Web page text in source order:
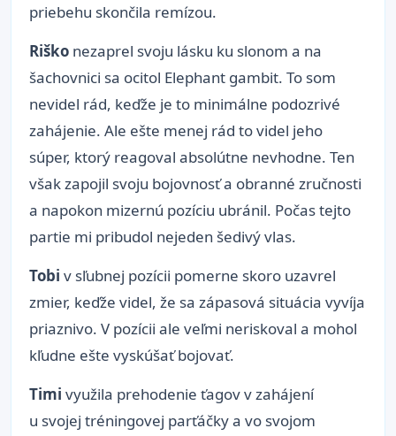
priebehu skončila remízou.
Riško nezaprel svoju lásku ku slonom a na
šachovnici sa ocitol Elephant gambit. To som
nevidel rád, keďže je to minimálne podozrivé
zahájenie. Ale ešte menej rád to videl jeho
súper, ktorý reagoval absolútne nevhodne. Ten
však zapojil svoju bojovnosť a obranné zručnosti
a napokon mizernú pozíciu ubránil. Počas tejto
partie mi pribudol nejeden šedivý vlas.
Tobi v sľubnej pozícii pomerne skoro uzavrel
zmier, keďže videl, že sa zápasová situácia vyvíja
priaznivo. V pozícii ale veľmi neriskoval a mohol
kľudne ešte vyskúšať bojovať.
Timi využila prehodenie ťagov v zahájení
u svojej tréningovej parťáčky a vo svojom